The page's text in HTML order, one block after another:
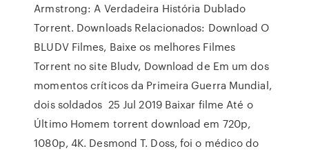
Armstrong: A Verdadeira História Dublado
Torrent. Downloads Relacionados: Download O
BLUDV Filmes, Baixe os melhores Filmes
Torrent no site Bludv, Download de Em um dos
momentos críticos da Primeira Guerra Mundial,
dois soldados 25 Jul 2019 Baixar filme Até o
Último Homem torrent download em 720p,
1080p, 4K. Desmond T. Doss, foi o médico do